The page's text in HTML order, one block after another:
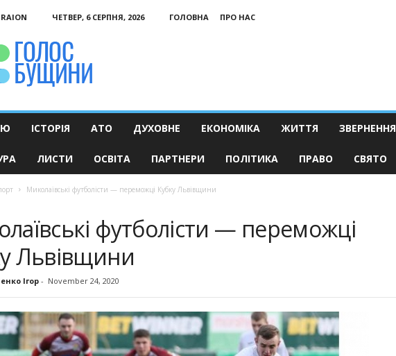
ЧЕТВЕР, 6 СЕРПНЯ, 2026 ГОЛОВНА
ПРО НАС
ІСТОРІЯ АТО ДУХОВНЕ ЕКОНОМІКА ЖИТТЯ ЗВЕРНЕННЯ
ЛИСТИ ОСВІТА ПАРТНЕРИ ПОЛІТИКА ПРАВО СВЯТО
Миколаївські футболісти — переможці Кубку Львівщини
футболісти — переможці
Львівщини
Ігор- November 24, 2020